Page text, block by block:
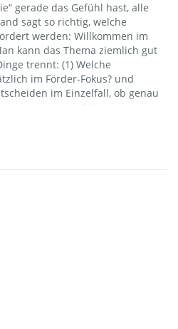
gerade das Gefühl hast, alle
sagt so richtig, welche
werden: Willkommen im
kann das Thema ziemlich gut
trennt: (1) Welche
im Förder-Fokus? und
im Einzelfall, ob genau
oder nicht? Neuzulassung,
du schnell raus, ob dein
diesem Blogartikel bekommst